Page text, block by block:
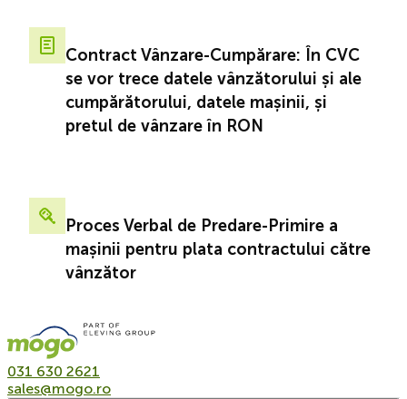
Contract Vânzare-Cumpărare: În CVC
se vor trece datele vânzătorului și ale
cumpărătorului, datele mașinii, și
pretul de vânzare în RON
Proces Verbal de Predare-Primire a
mașinii pentru plata contractului către
vânzător
031 630 2621
sales@mogo.ro